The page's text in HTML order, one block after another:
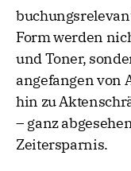
Form werden
und Toner,
angefangen von
hin zu
– ganz
Zeitersparnis.